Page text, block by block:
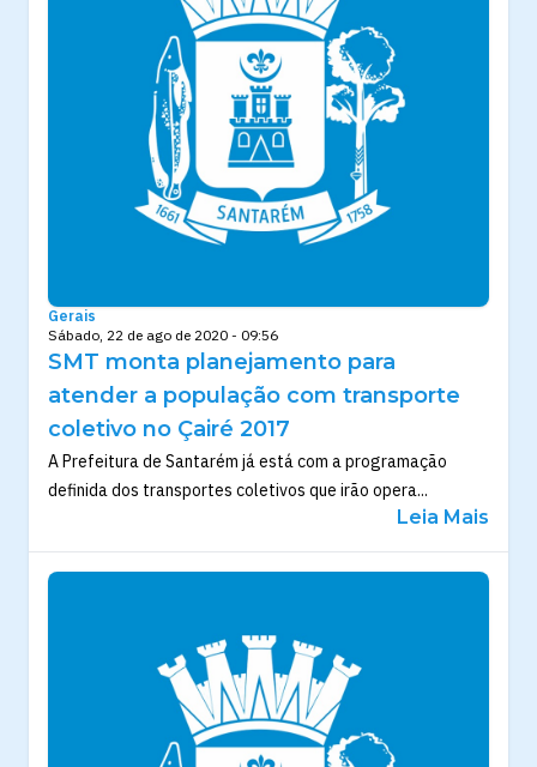
Gerais
Sábado, 22 de ago de 2020 - 09:56
SMT monta planejamento para
atender a população com transporte
coletivo no Çairé 2017
A Prefeitura de Santarém já está com a programação
definida dos transportes coletivos que irão opera...
Leia Mais